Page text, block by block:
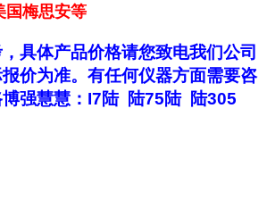
国梅思安等
具体产品价格请您致电我们公司
价为准。 有任何仪器方面需要咨
强慧慧 ： I7陆 陆75陆 陆305